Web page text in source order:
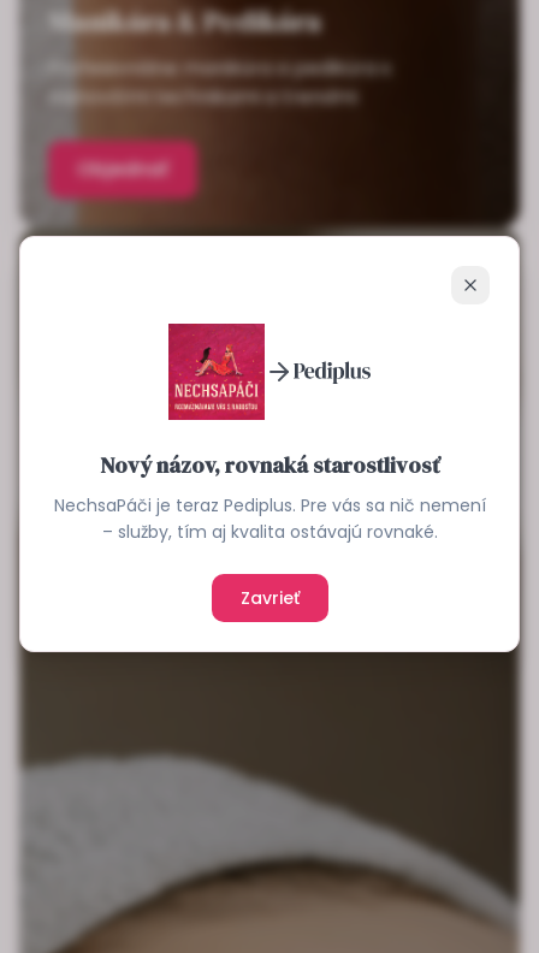
Zavrieť
Nový názov, rovnaká starostlivosť
NechsaPáči je teraz Pediplus. Pre vás sa nič nemení
– služby, tím aj kvalita ostávajú rovnaké.
Zavrieť
Manikúra & Pedikúra
Profesionálne manikúra a pedikúra s
najnovšími technikami a trendmi
Objednať